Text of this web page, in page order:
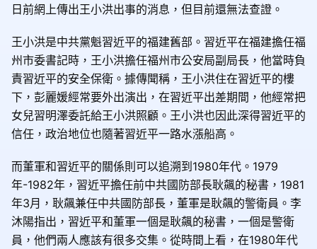
日前網上傳出王小洪出事的消息，但目前還無法查證。
王小洪是中共黨魁習近平的福建舊部。習近平在福建擔任福
州市委書記時，王小洪擔任福州市公安局副局長，他當時負
責習近平的安全保衛。據傳聞稱，王小洪住在習近平的樓
下，彭麗媛經常要外出演出，在習近平出差期間，他經常把
女兒習明澤委託給王小洪照顧。王小洪也因此深得習近平的
信任，政治地位也隨著習近平一路水漲船高。
而董軍和習近平的關係則可以追溯到1980年代。1979
年-1982年，習近平擔任前中共國防部長耿飆的秘書，1981
年3月，耿飆兼任中共國防部長，董軍是耿飆的警衛員。李
沐陽指出，習近平和董軍一個是耿飆的秘書，一個是警衛
員，他們兩人應該有很多交集。從時間上看，在1980年代